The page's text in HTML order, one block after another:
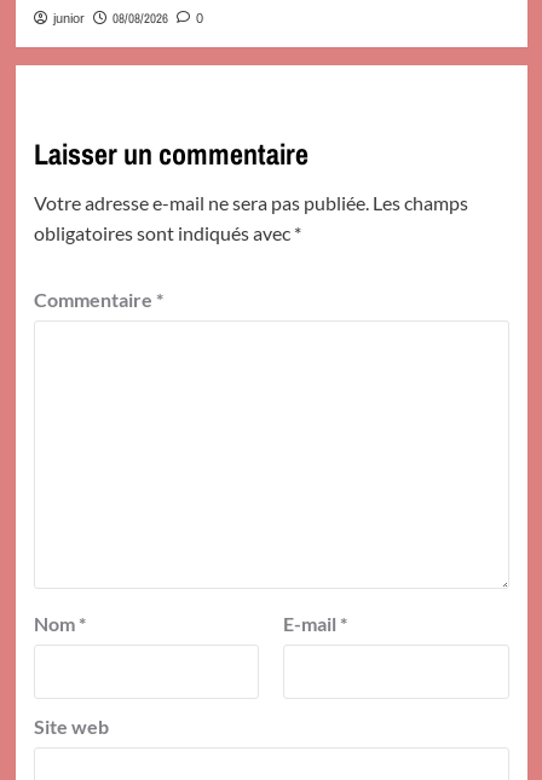
junior 08/08/2026 0
Laisser un commentaire
Votre adresse e-mail ne sera pas publiée. Les champs
obligatoires sont indiqués avec *
Commentaire *
Nom * E-mail *
Site web